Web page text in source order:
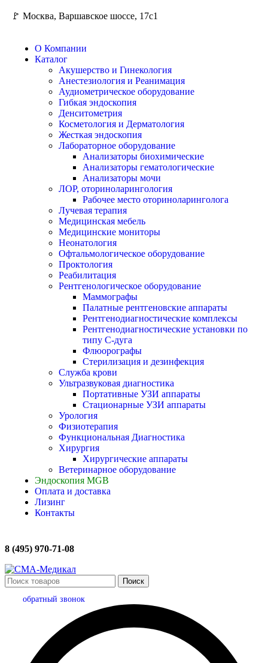
🚩 Москва, Варшавское шоссе, 17с1
О Компании
Каталог
Акушерство и Гинекология
Анестезиология и Реанимация
Аудиометрическое оборудование
Гибкая эндоскопия
Денситометрия
Косметология и Дерматология
Жесткая эндоскопия
Лабораторное оборудование
Анализаторы биохимические
Анализаторы гематологические
Анализаторы мочи
ЛОР, оториноларингология
Рабочее место оториноларинголога
Лучевая терапия
Медицинская мебель
Медицинские мониторы
Неонатология
Офтальмологическое оборудование
Проктология
Реабилитация
Рентгенологическое оборудование
Маммографы
Палатные рентгеновские аппараты
Рентгенодиагностические комплексы
Рентгенодиагностические установки по
типу С-дуга
Флюорографы
Стерилизация и дезинфекция
Служба крови
Ультразвуковая диагностика
Портативные УЗИ аппараты
Стационарные УЗИ аппараты
Урология
Физиотерапия
Функциональная Диагностика
Хирургия
Хирургические аппараты
Ветеринарное оборудование
Эндоскопия MGB
Оплата и доставка
Лизинг
Контакты
8 (495) 970-71-08
Поиск
обратный звонок